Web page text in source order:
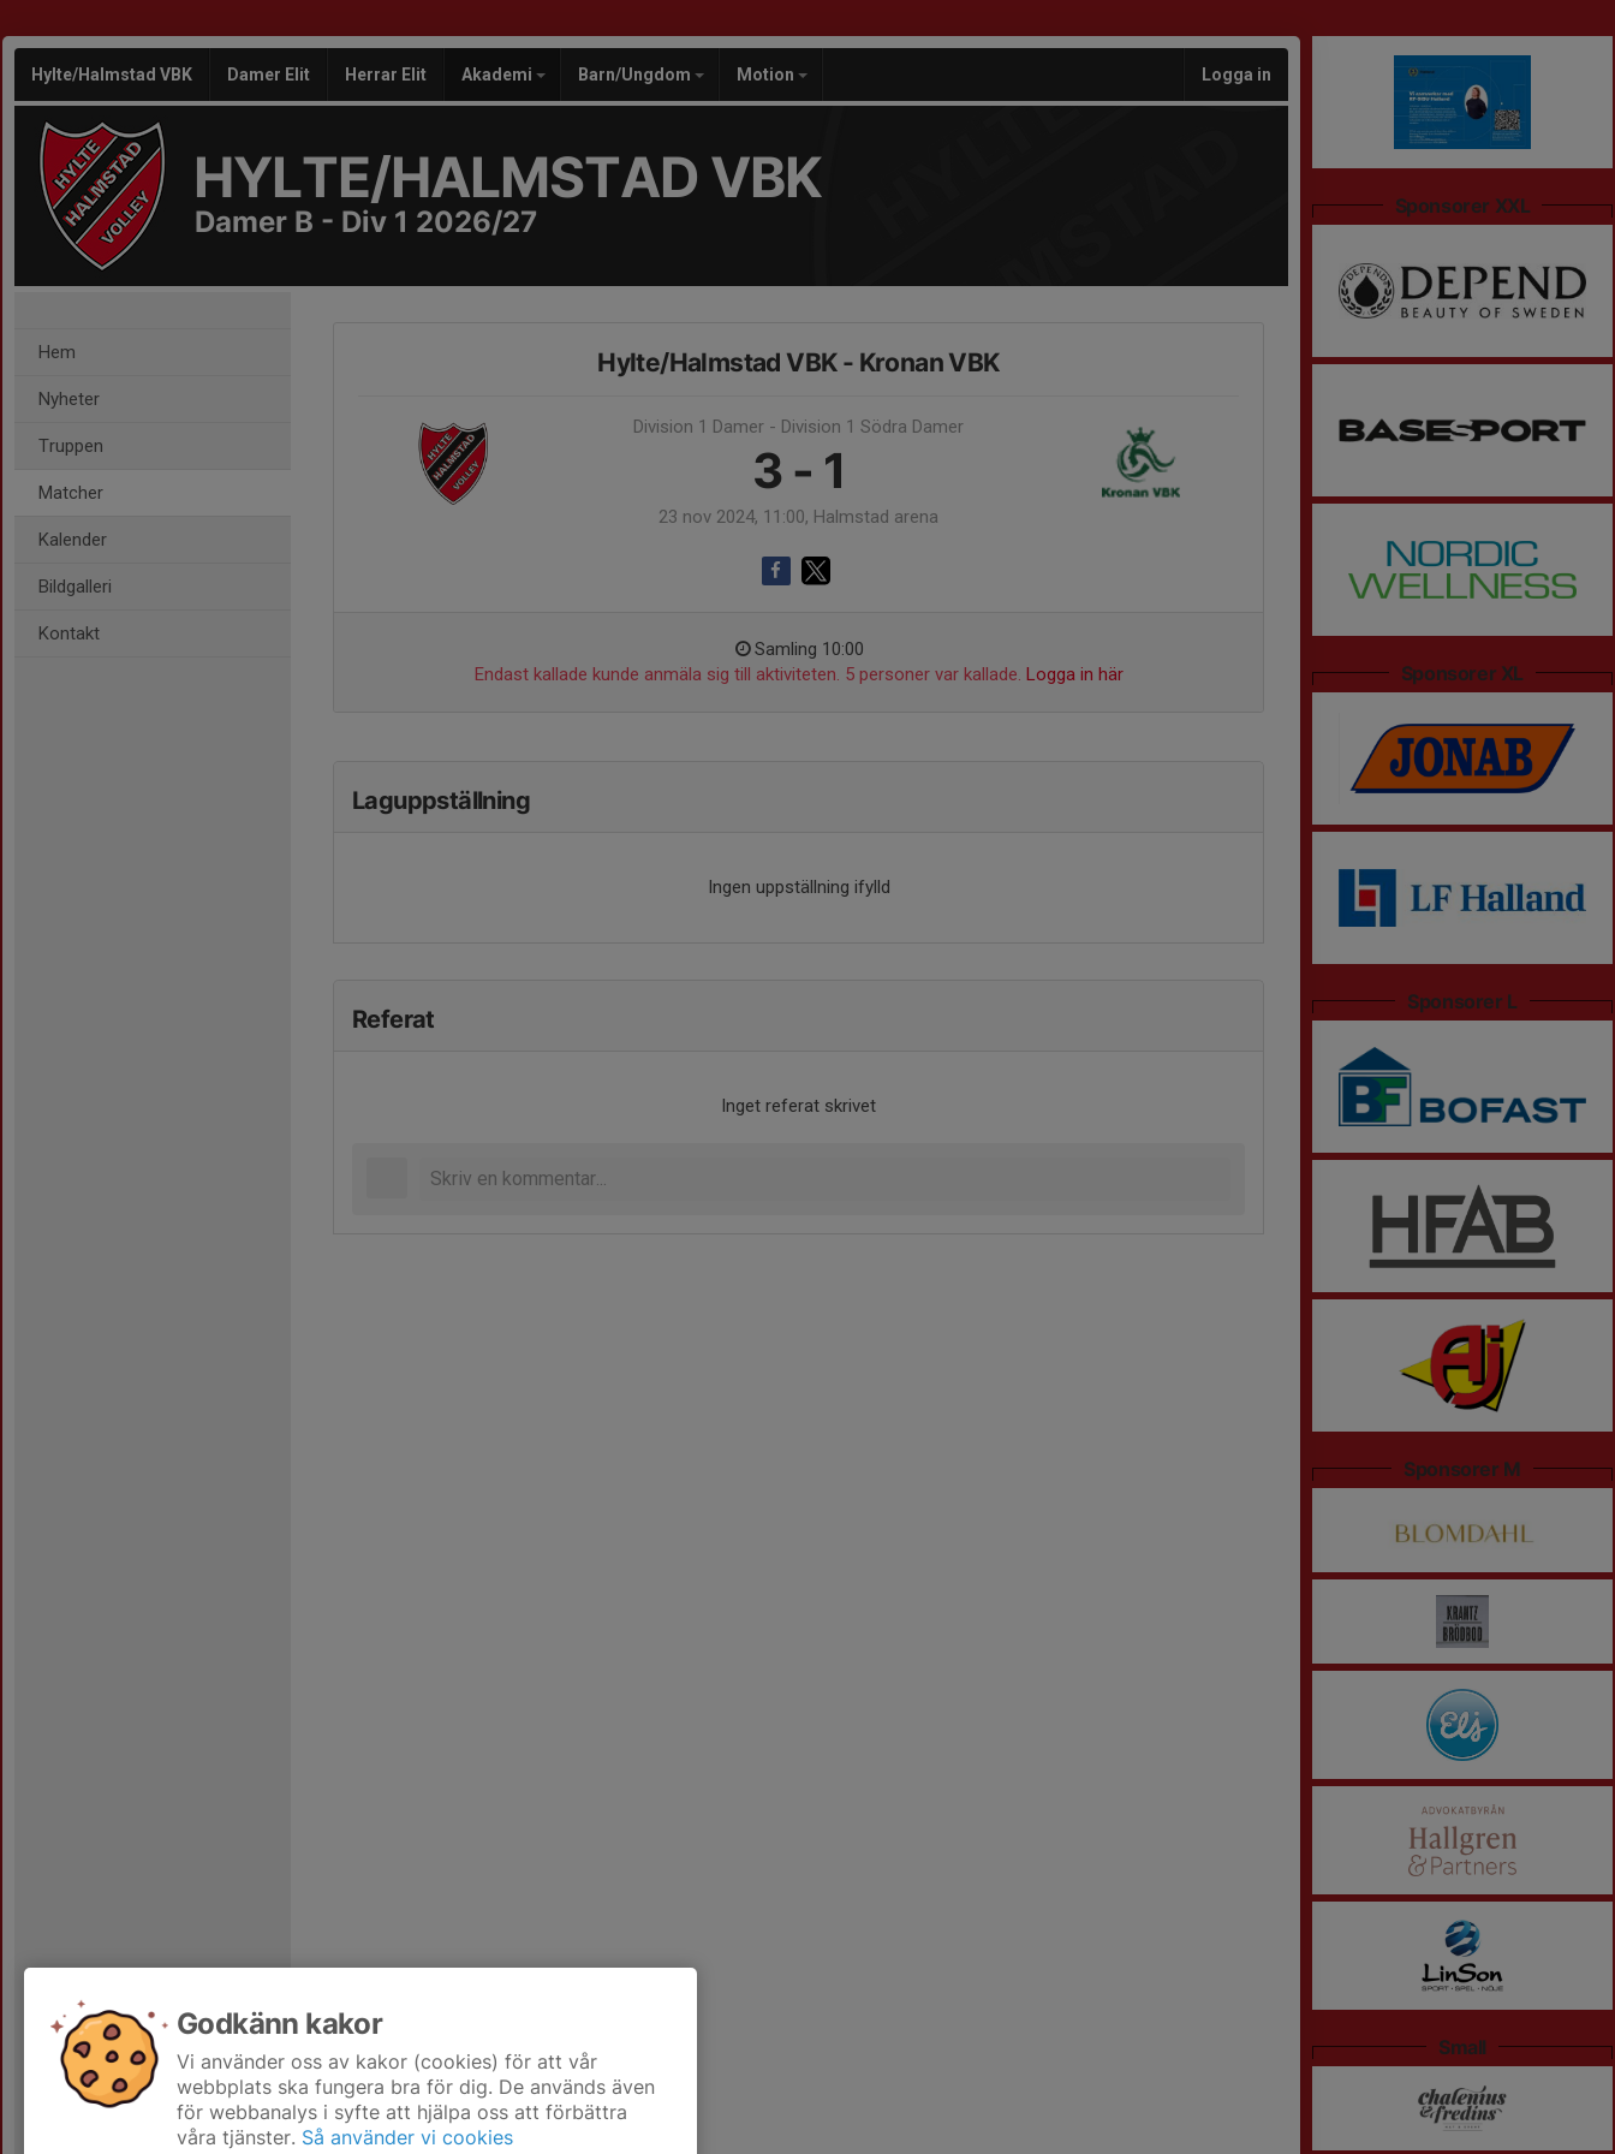
Hylte/Halmstad VBK Damer Elit Herrar Elit Akademi Barn/Ungdom Motion Logga in
HYLTE/HALMSTAD VBK
Damer B - Div 1 2026/27
Hem
Nyheter
Truppen
Matcher
Kalender
Bildgalleri
Kontakt
Hylte/Halmstad VBK - Kronan VBK
Division 1 Damer - Division 1 Södra Damer
3 - 1
23 nov 2024, 11:00, Halmstad arena
Samling 10:00
Endast kallade kunde anmäla sig till aktiviteten. 5 personer var kallade. Logga in här
Laguppställning
Ingen uppställning ifylld
Referat
Inget referat skrivet
Sponsorer XXL
Sponsorer XL
Sponsorer L
Sponsorer M
Small
Godkänn kakor
Vi använder oss av kakor (cookies) för att vår
webbplats ska fungera bra för dig. De används även
för webbanalys i syfte att hjälpa oss att förbättra
våra tjänster. Så använder vi cookies